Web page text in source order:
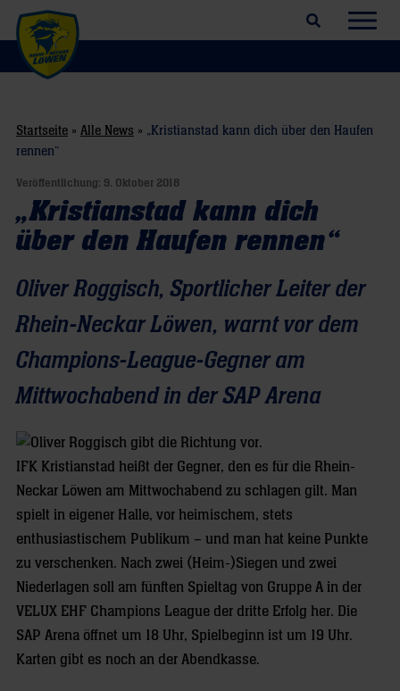
Suchfeld öffnen
Startseite » Alle News » „Kristianstad kann dich über den Haufen
rennen“
Veröffentlichung: 9. Oktober 2018
„Kristianstad kann dich
über den Haufen rennen“
Oliver Roggisch, Sportlicher Leiter der
Rhein-Neckar Löwen, warnt vor dem
Champions-League-Gegner am
Mittwochabend in der SAP Arena
IFK Kristianstad heißt der Gegner, den es für die Rhein-
Neckar Löwen am Mittwochabend zu schlagen gilt. Man
spielt in eigener Halle, vor heimischem, stets
enthusiastischem Publikum – und man hat keine Punkte
zu verschenken. Nach zwei (Heim-)Siegen und zwei
Niederlagen soll am fünften Spieltag von Gruppe A in der
VELUX EHF Champions League der dritte Erfolg her. Die
SAP Arena öffnet um 18 Uhr, Spielbeginn ist um 19 Uhr.
Karten gibt es noch an der Abendkasse.